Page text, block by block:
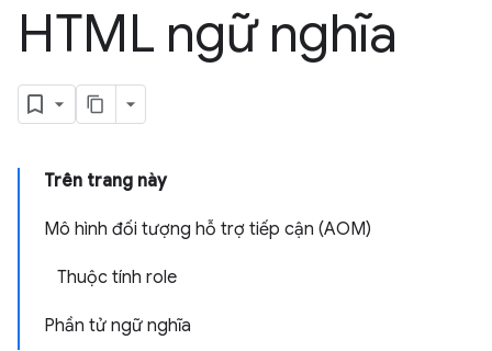
HTML ngữ nghĩa
Trên trang này
Mô hình đối tượng hỗ trợ tiếp cận (AOM)
Thuộc tính role
Phần tử ngữ nghĩa